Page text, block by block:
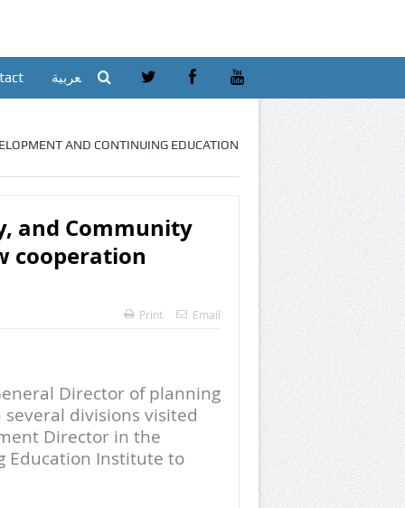
العربية
AND CONTINUING EDUCATION
and Community
cooperation
Print Email
Director of planning
divisions visited
Director in the
Education Institute to